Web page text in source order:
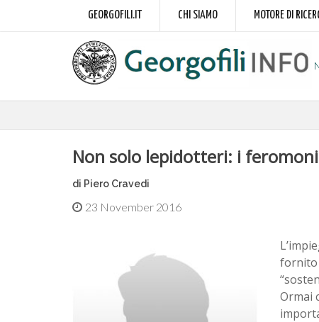
GEORGOFILI.IT CHI SIAMO MOTORE DI
Non solo lepidotteri: i
di Piero Cravedi
23 November 2016
fornito
Ormai